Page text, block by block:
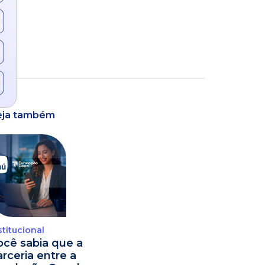
também
sabia que a
entre a